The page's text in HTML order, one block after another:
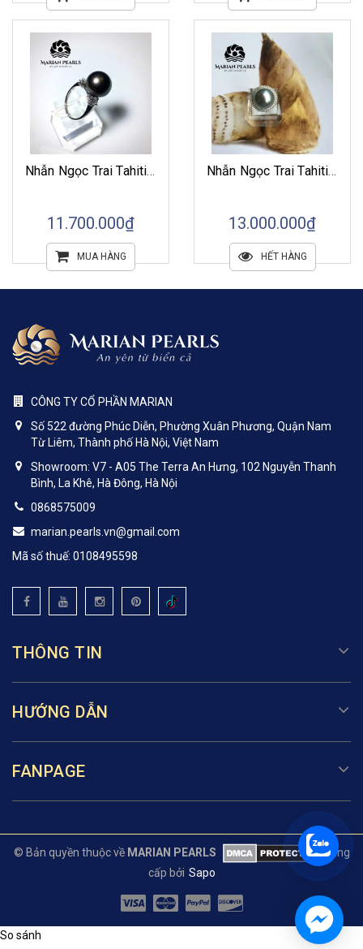
Nhẫn Ngọc Trai Tahiti Sắc Đen Huyền Bí
11.700.000₫
MUA HÀNG
Nhẫn Ngọc Trai Tahiti Ánh Kim
13.000.000₫
HẾT HÀNG
CÔNG TY CỔ PHẦN MARIAN
Số 522 đường Phúc Diễn, Phường Xuân Phương, Quận Nam
Từ Liêm, Thành phố Hà Nội, Việt Nam
Showroom: V7 - A05 The Terra An Hưng, 102 Nguyễn Thanh
Bình, La Khê, Hà Đông, Hà Nội
0868575009
marian.pearls.vn@gmail.com
Mã số thuế: 0108495598
THÔNG TIN
HƯỚNG DẪN
FANPAGE
© Bản quyền thuộc về MARIAN PEARLS
Cung
cấp bởi Sapo
So sánh